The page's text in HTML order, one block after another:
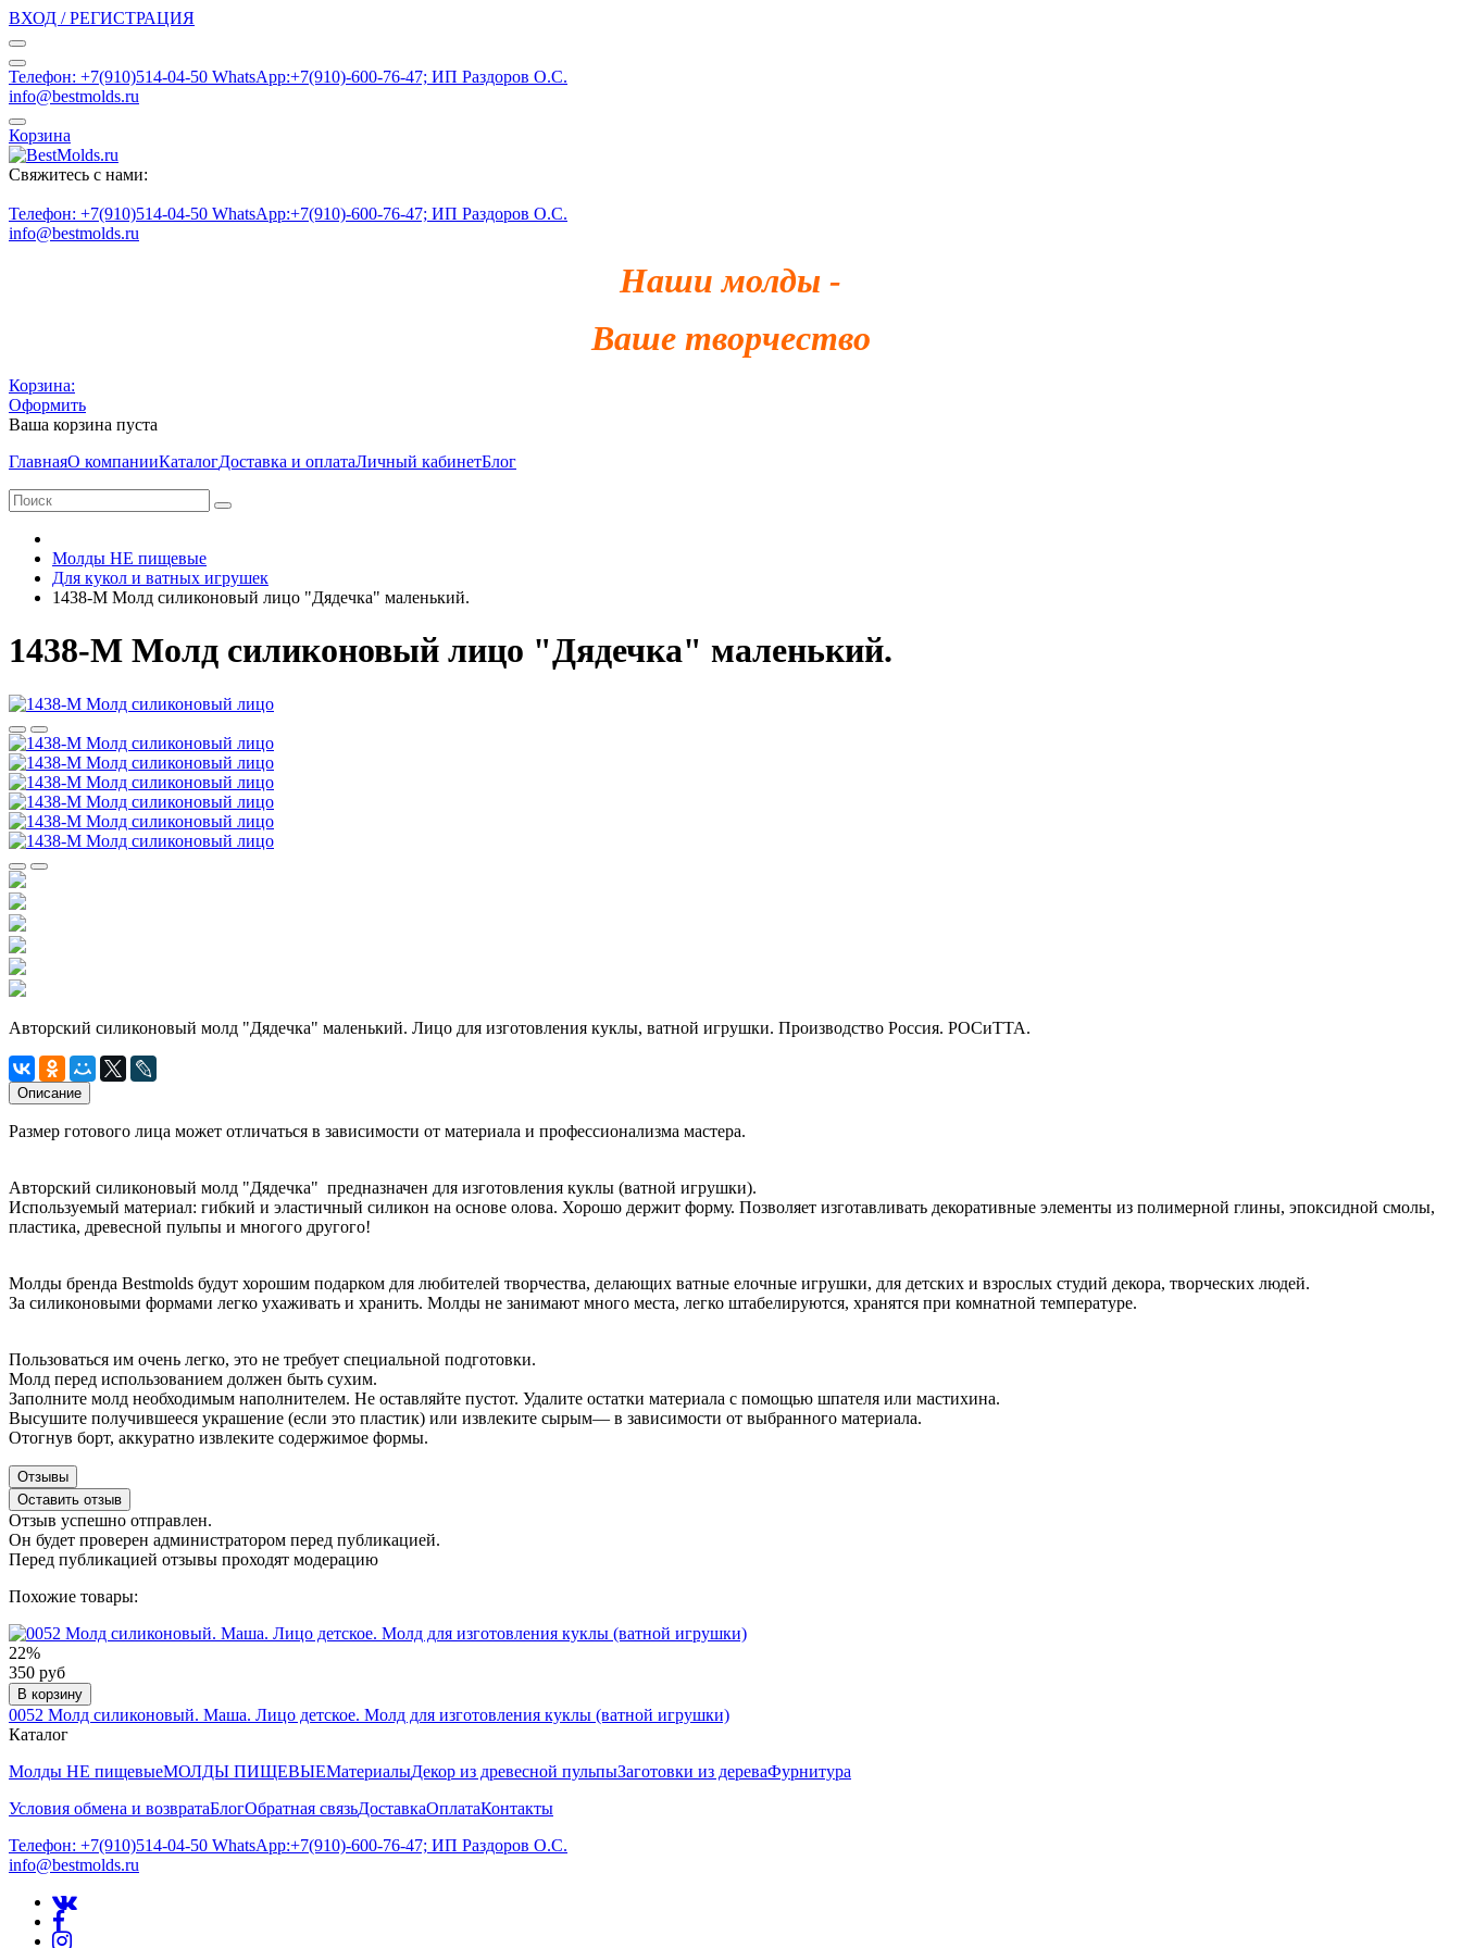
ВХОД / РЕГИСТРАЦИЯ
Телефон: +7(910)514-04-50 WhatsApp:+7(910)-600-76-47; ИП Раздоров О.С.
info@bestmolds.ru
Корзина
Свяжитесь с нами:
Телефон: +7(910)514-04-50 WhatsApp:+7(910)-600-76-47; ИП Раздоров О.С.
info@bestmolds.ru
Наши молды -
Ваше творчество
Корзина:
Оформить
Ваша корзина пуста
ГлавнаяО компанииКаталогДоставка и оплатаЛичный кабинетБлог
Молды НЕ пищевые
Для кукол и ватных игрушек
1438-М Молд силиконовый лицо "Дядечка" маленький.
1438-М Молд силиконовый лицо "Дядечка" маленький.
Авторский силиконовый молд "Дядечка" маленький. Лицо для изготовления куклы, ватной игрушки. Производство Россия. РОСиТТА.
Описание
Размер готового лица может отличаться в зависимости от материала и профессионализма мастера.
Авторский силиконовый молд "Дядечка" предназначен для изготовления куклы (ватной игрушки).
Используемый материал: гибкий и эластичный силикон на основе олова. Хорошо держит форму. Позволяет изготавливать декоративные элементы из полимерной глины, эпоксидной смолы,
пластика, древесной пульпы и многого другого!
Молды бренда Bestmolds будут хорошим подарком для любителей творчества, делающих ватные елочные игрушки, для детских и взрослых студий декора, творческих людей.
За силиконовыми формами легко ухаживать и хранить. Молды не занимают много места, легко штабелируются, хранятся при комнатной температуре.
Пользоваться им очень легко, это не требует специальной подготовки.
Молд перед использованием должен быть сухим.
Заполните молд необходимым наполнителем. Не оставляйте пустот. Удалите остатки материала с помощью шпателя или мастихина.
Высушите получившееся украшение (если это пластик) или извлеките сырым— в зависимости от выбранного материала.
Отогнув борт, аккуратно извлеките содержимое формы.
Отзывы
Оставить отзыв
Отзыв успешно отправлен.
Он будет проверен администратором перед публикацией.
Перед публикацией отзывы проходят модерацию
Похожие товары:
22%
350 руб
В корзину
0052 Молд силиконовый. Маша. Лицо детское. Молд для изготовления куклы (ватной игрушки)
Каталог
Молды НЕ пищевыеМОЛДЫ ПИЩЕВЫЕМатериалыДекор из древесной пульпыЗаготовки из дереваФурнитура
Условия обмена и возвратаБлогОбратная связьДоставкаОплатаКонтакты
Телефон: +7(910)514-04-50 WhatsApp:+7(910)-600-76-47; ИП Раздоров О.С.
info@bestmolds.ru